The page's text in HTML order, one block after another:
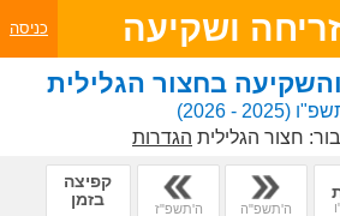
ושקיעה כניסה
בחצור הגלילית
(2025 - 2026)
חצור הגלילית הגדרות
ה'תשפ"ה ה'תשפ"ז
קפיצה
בזמן